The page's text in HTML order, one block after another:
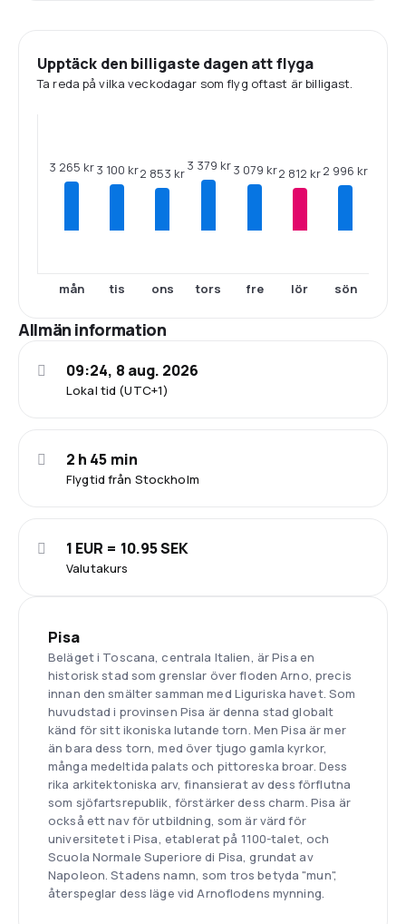
Upptäck den billigaste dagen att flyga
Ta reda på vilka veckodagar som flyg oftast är billigast.
3 265 kr
mån
3 100 kr
tis
2 853 kr
ons
3 379 kr
tors
3 079 kr
fre
2 812 kr
lör
2 996 kr
sön
Allmän information
Lokal tid (UTC+1)
09:24, 8 aug. 2026
Flygtid från Stockholm
2 h 45 min
Valutakurs
1 EUR = 10.95 SEK
Pisa
Beläget i Toscana, centrala Italien, är Pisa en
historisk stad som grenslar över floden Arno, precis
innan den smälter samman med Liguriska havet. Som
huvudstad i provinsen Pisa är denna stad globalt
känd för sitt ikoniska lutande torn. Men Pisa är mer
än bara dess torn, med över tjugo gamla kyrkor,
många medeltida palats och pittoreska broar. Dess
rika arkitektoniska arv, finansierat av dess förflutna
som sjöfartsrepublik, förstärker dess charm. Pisa är
också ett nav för utbildning, som är värd för
universitetet i Pisa, etablerat på 1100-talet, och
Scuola Normale Superiore di Pisa, grundat av
Napoleon. Stadens namn, som tros betyda "mun",
återspeglar dess läge vid Arnoflodens mynning.